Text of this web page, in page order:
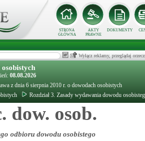
STRONA
GŁÓWNA
AKTY
PRAWNE
DOKUMENTY
Wyłącz reklamy, przeglądaj
08.08.2026
z dnia 6 sierpnia 2010 r. o dowodach osobistych
Rozdział 3. Zasady wydawania dowodu
dow. osob.
odbioru dowodu osobistego